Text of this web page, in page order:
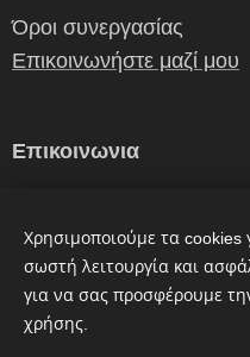
Όροι συνεργασίας
Επικοινωνήστε μαζί μου
0030 2310 241362,
Χρησιμοποιούμε τα
σωστή λειτουργία και
για να σας προσφέρουμε
χρήσης.